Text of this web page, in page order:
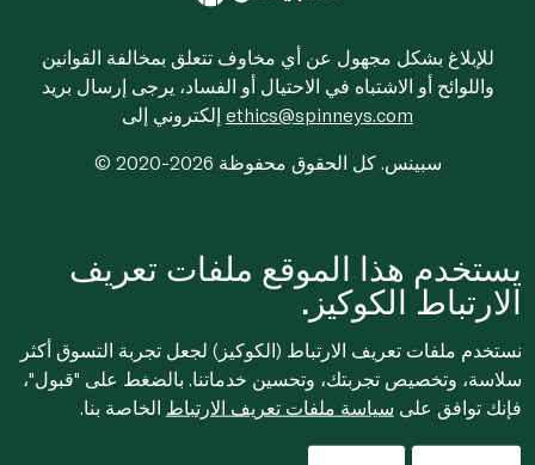
للإبلاغ بشكل مجهول عن أي مخاوف تتعلق بمخالفة القوانين
واللوائح أو الاشتباه في الاحتيال أو الفساد، يرجى إرسال بريد
ethics@spinneys.com
© 2020-2026 سبينس. كل الحقوق محفوظة
يستخدم هذا الموقع ملفات تعريف
الارتباط الكوكيز.
نستخدم ملفات تعريف الارتباط (الكوكيز) لجعل تجربة التسوق أكثر
سلاسة، وتخصيص تجربتك، وتحسين خدماتنا. بالضغط على "قبول"،
فإنك توافق على سياسة ملفات تعريف الارتباط الخاصة بنا.